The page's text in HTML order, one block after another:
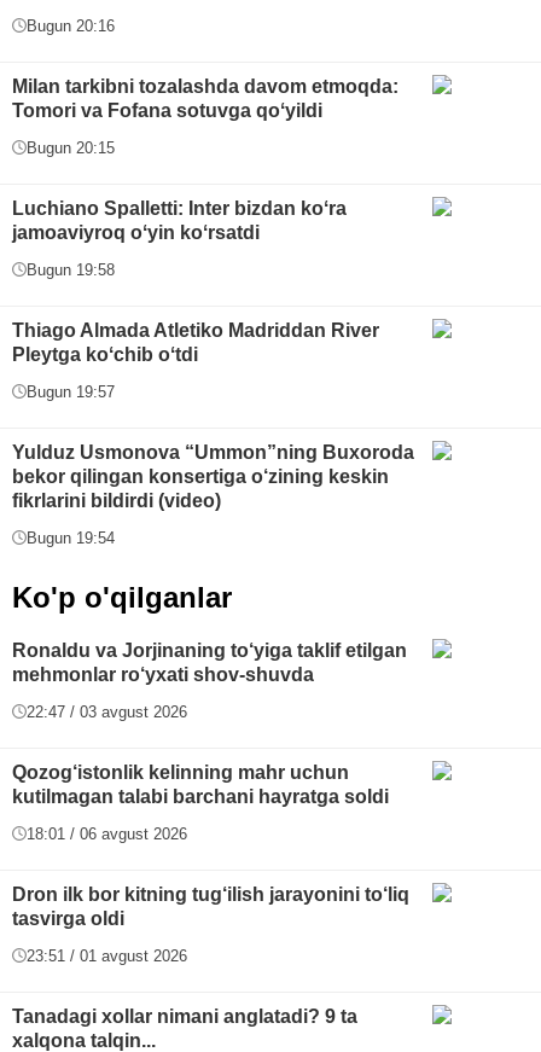
Bugun 20:16
Milan tarkibni tozalashda davom etmoqda:
Tomori va Fofana sotuvga qoʻyildi
Bugun 20:15
Luchiano Spalletti: Inter bizdan koʻra
jamoaviyroq oʻyin koʻrsatdi
Bugun 19:58
Thiago Almada Atletiko Madriddan River
Pleytga koʻchib oʻtdi
Bugun 19:57
Yulduz Usmonova “Ummon”ning Buxoroda
bekor qilingan konsertiga o‘zining keskin
fikrlarini bildirdi (video)
Bugun 19:54
Ko'p o'qilganlar
Ronaldu va Jorjinaning to‘yiga taklif etilgan
mehmonlar ro‘yxati shov-shuvda
22:47 / 03 avgust 2026
Qozog‘istonlik kelinning mahr uchun
kutilmagan talabi barchani hayratga soldi
18:01 / 06 avgust 2026
Dron ilk bor kitning tug‘ilish jarayonini to‘liq
tasvirga oldi
23:51 / 01 avgust 2026
Tanadagi xollar nimani anglatadi? 9 ta
xalqona talqin...